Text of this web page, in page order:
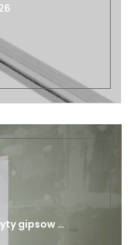
gipsow …